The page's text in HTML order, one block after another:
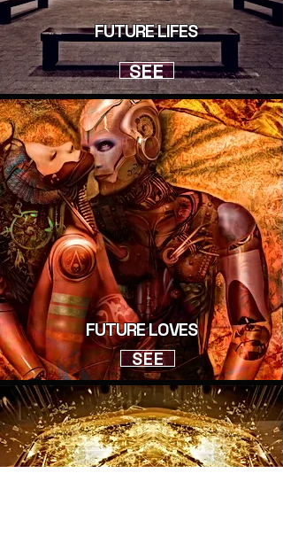
FUTURE LIFES
SEE
FUTURE LOVES
SEE